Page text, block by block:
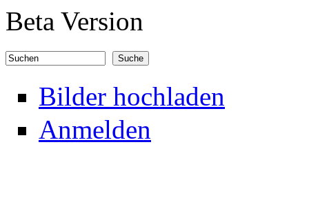
Direkt zum Inhalt
Beta Version
Suchformular
Bilder hochladen
Anmelden